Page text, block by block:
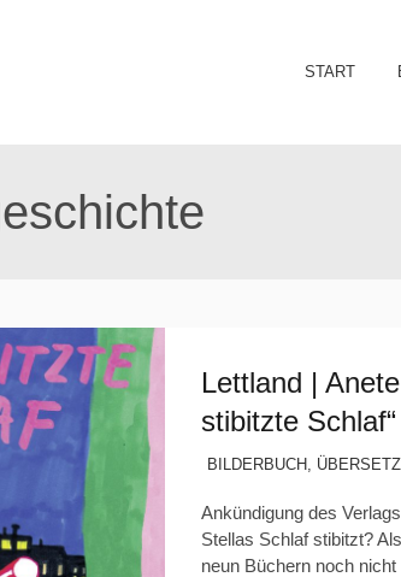
START
Lettland |
stibitzte Schlaf“
BILDERBUCH ,
Ankündigung des
Stellas Schlaf stibitzt?
neun Büchern noch